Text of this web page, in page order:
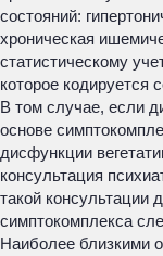
состояний:
хроническая
статистическому
которое кодируется
В том случае, если
основе
дисфункции
консультация
такой консультации
симптокомплекса
Наиболее близкими